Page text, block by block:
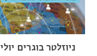
ניוזלטר בוגרים יולי 2021